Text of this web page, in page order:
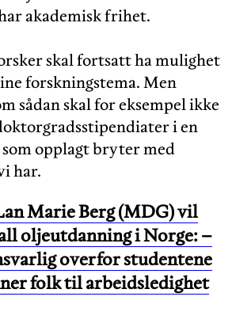
akademisk frihet.
skal fortsatt ha mulighet
forskningstema. Men
sådan skal for eksempel ikke
i en
opplagt bryter med
har.
Marie Berg (MDG) vil
oljeutdanning i Norge: –
overfor studentene
folk til arbeidsledighet